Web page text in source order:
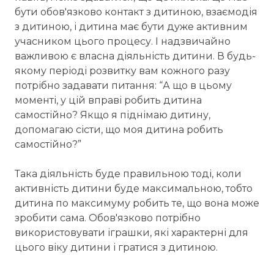
бути обов'язково контакт з дитиною, взаємодія
з дитиною, і дитина має бути дуже активним
учасником цього процесу. І надзвичайно
важливою є власна діяльність дитини. В будь-
якому періоді розвитку вам кожного разу
потрібно задавати питання: “А що в цьому
моменті, у цій вправі робить дитина
самостійно? Якщо я піднімаю дитину,
допомагаю сісти, що моя дитина робить
самостійно?”
Така діяльність буде правильною тоді, коли
активність дитини буде максимальною, тобто
дитина по максимуму робить те, що вона може
зробити сама. Обов'язково потрібно
використовувати іграшки, які характерні для
цього віку дитини і гратися з дитиною.